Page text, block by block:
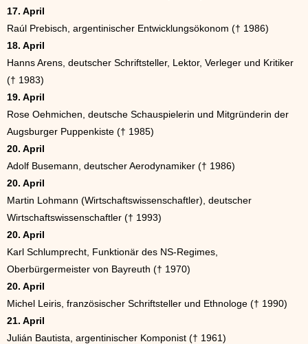
17. April
Raúl Prebisch, argentinischer Entwicklungsökonom († 1986)
18. April
Hanns Arens, deutscher Schriftsteller, Lektor, Verleger und Kritiker
(† 1983)
19. April
Rose Oehmichen, deutsche Schauspielerin und Mitgründerin der
Augsburger Puppenkiste († 1985)
20. April
Adolf Busemann, deutscher Aerodynamiker († 1986)
20. April
Martin Lohmann (Wirtschaftswissenschaftler), deutscher
Wirtschaftswissenschaftler († 1993)
20. April
Karl Schlumprecht, Funktionär des NS-Regimes,
Oberbürgermeister von Bayreuth († 1970)
20. April
Michel Leiris, französischer Schriftsteller und Ethnologe († 1990)
21. April
Julián Bautista, argentinischer Komponist († 1961)